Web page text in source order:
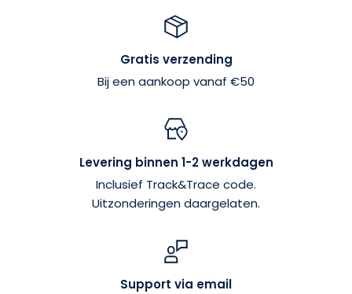
Gratis verzending
Bij een aankoop vanaf €50
Levering binnen 1-2 werkdagen
Inclusief Track&Trace code.
Uitzonderingen daargelaten.
Support via email